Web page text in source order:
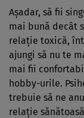
Așadar, să fii
mai bună decât
relație toxică,
ajungi să nu te
mai fii
hobby-urile.
trebuie să ne
relație